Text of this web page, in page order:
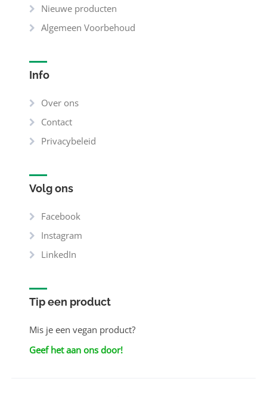
Nieuwe producten
Algemeen Voorbehoud
Info
Over ons
Contact
Privacybeleid
Volg ons
Facebook
Instagram
LinkedIn
Tip een product
Mis je een vegan product?
Geef het aan ons door!